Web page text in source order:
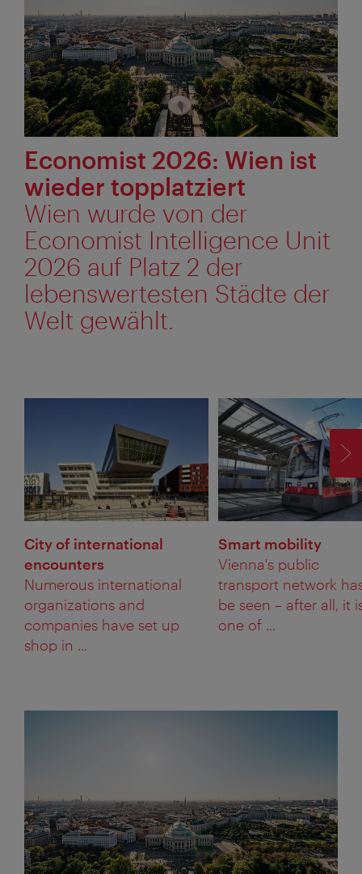
Economist 2026: Wien ist
wieder topplatziert
Wien wurde von der
Economist Intelligence Unit
2026 auf Platz 2 der
lebenswertesten Städte der
Welt gewählt.
City of international
encounters
Numerous international
organizations and
companies have set up
shop in ...
Smart mobility
Vienna's public
transport network
be seen – after all, it
one of ...